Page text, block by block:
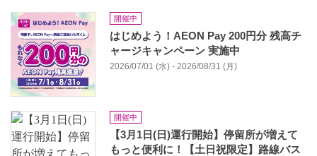
開催中
はじめよう！AEON Pay 200円分 残高チ
ャージキャンペーン 実施中
2026/07/01 (水) - 2026/08/31 (月)
開催中
【3月1日(日)運行開始】停留所が増えて
もっと便利に！【土日祝限定】路線バス